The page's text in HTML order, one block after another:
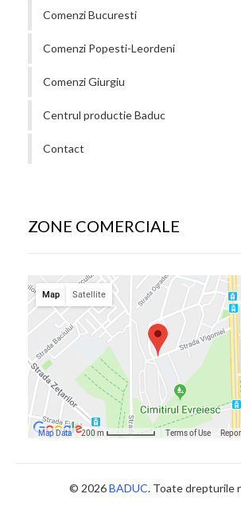
Comenzi Bucuresti
Comenzi Popesti-Leordeni
Comenzi Giurgiu
Centrul productie Baduc
Contact
ZONE COMERCIALE
© 2026BADUC. Toate drepturile